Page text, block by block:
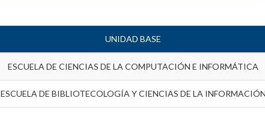
UNIDAD BASE
ESCUELA DE CIENCIAS DE LA COMPUTACIÓN E INFORMÁTICA
ESCUELA DE BIBLIOTECOLOGÍA Y CIENCIAS DE LA INFORMACIÓN